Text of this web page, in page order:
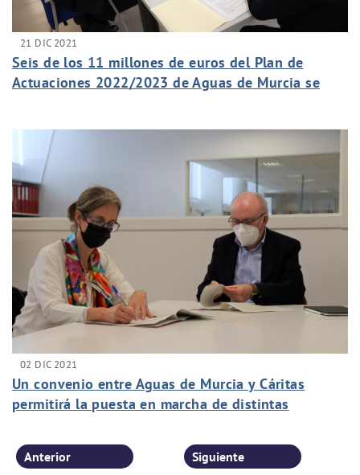
21 DIC 2021
Seis de los 11 millones de euros del Plan de
Actuaciones 2022/2023 de Aguas de Murcia se
02 DIC 2021
Un convenio entre Aguas de Murcia y Cáritas
permitirá la puesta en marcha de distintas
Anterior Siguiente